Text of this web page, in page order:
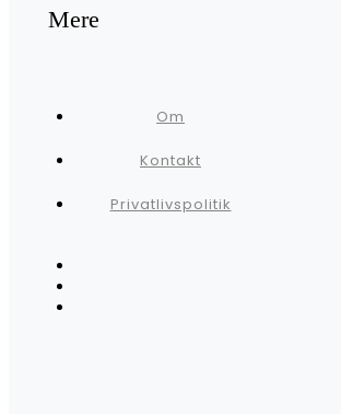
Mere
Om
Kontakt
Privatlivspolitik